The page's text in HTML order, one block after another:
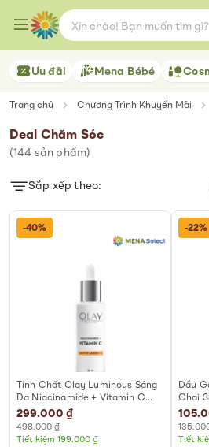
to
Content
Ưu đãi Mena Bébé
Trang chủ Chương Trình Khuyến Mãi
Deal Chăm Sóc
(144 sản phẩm)
Sắp xếp theo:
-40%
Tinh Chất Olay Luminous Sáng
Da Niacinamide + Vitamin C
Chai 30ml
Special
Price
299.000 ₫
498.000 ₫
Tiết kiệm 199.000 ₫
-22%
Dầu
Chai
Special
Price
Tiết